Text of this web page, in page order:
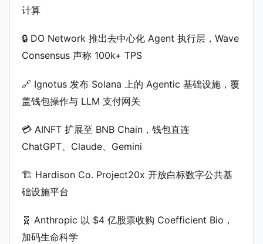
计算
🔒 DO Network 推出去中心化 Agent 执行层，Wave
Consensus 声称 100k+ TPS
🔗 Ignotus 发布 Solana 上的 Agentic 基础设施，覆
盖钱包操作与 LLM 支付网关
💳 AINFT 扩展至 BNB Chain，钱包直连
ChatGPT、Claude、Gemini
🏗️ Hardison Co. Project20x 开放白标数字公共基
础设施平台
🧬 Anthropic 以 $4 亿股票收购 Coefficient Bio，
加码生命科学